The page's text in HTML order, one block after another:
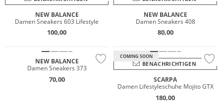
NEW BALANCE
Damen Sneakers 603 Lifestyle
100,00
NEW BALANCE
Damen Sneakers 408
80,00
NEW BALANCE
Damen Sneakers 373
70,00
COMING SOON
GORE-TEX
BENACHRICHTIGEN
SCARPA
Damen Lifestyleschuhe Mojito GTX
180,00